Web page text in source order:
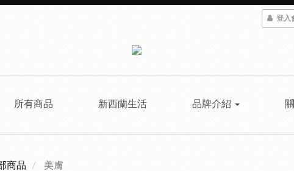
登入
所有商品 新西蘭生活 品牌介紹
商品 美膚